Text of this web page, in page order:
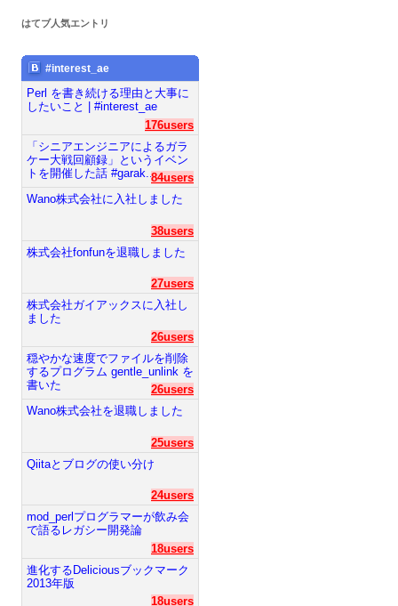
はてブ人気エントリ
#interest_ae
Perl を書き続ける理由と大事に
したいこと | #interest_ae
176users
「シニアエンジニアによるガラ
ケー大戦回顧録」というイベン
トを開催した話 #garak...84users
Wano株式会社に入社しました
38users
株式会社fonfunを退職しました
27users
株式会社ガイアックスに入社し
ました
26users
穏やかな速度でファイルを削除
するプログラム gentle_unlink を
書いた
26users
Wano株式会社を退職しました
25users
Qiitaとブログの使い分け
24users
mod_perlプログラマーが飲み会
で語るレガシー開発論
18users
進化するDeliciousブックマーク
2013年版
18users